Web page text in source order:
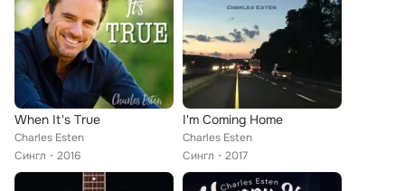
When It's True
Charles Esten
Сингл
2016
I'm Coming Home
Charles Esten
Сингл
2017